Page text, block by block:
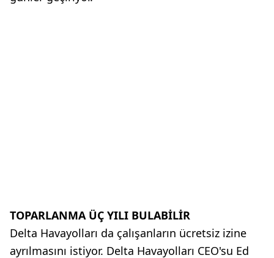
TOPARLANMA ÜÇ YILI BULABİLİR
Delta Havayolları da çalışanların ücretsiz izine
ayrılmasını istiyor. Delta Havayolları CEO'su Ed